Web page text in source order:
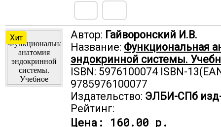
Хит Автор: Гайворонский И.В.
Название: Функциональная
эндокринной системы.
ISBN: 5976100074 ISBN-
9785976100077
Издательство: ЭЛБИ-СПб
Рейтинг:
Цена: 160.00 р.